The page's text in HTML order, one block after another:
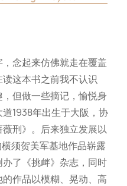
念起来仿佛就走在覆盖
这本书之前我不认识
但做一些摘记，愉悦身
1938年出生于大阪，协
刑》。后来独立发展以
横须贺美军基地作品崭露
了《挑衅》杂志，同时
作品以模糊、晃动、高